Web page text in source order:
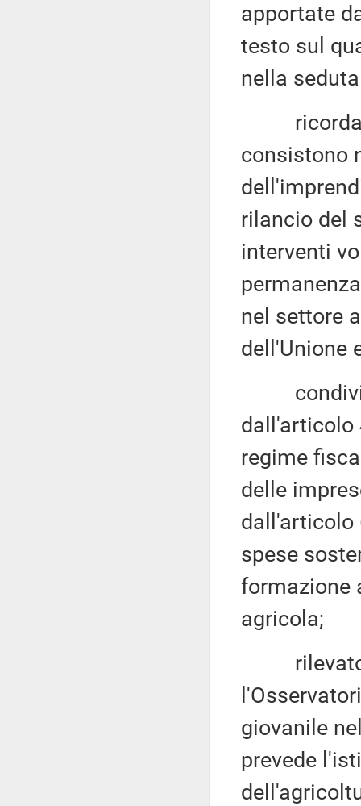
apportate
testo sul
nella
ricordato
consistono
rilancio del
interventi
nel settore
dell'Unione
dall'articolo
regime
delle
dall'articolo
spese
formazione
agricola;
rilevato
giovanile
prevede